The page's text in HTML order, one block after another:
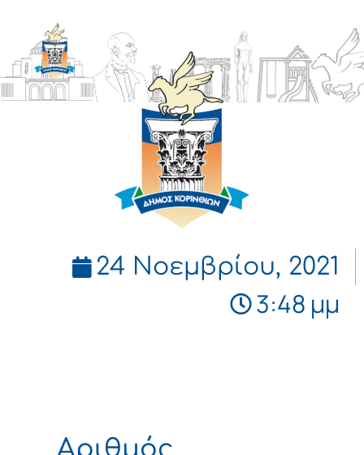
ΔΗΜΟΣ
ΚΟΡΙΝΘΙΩΝ
24 Νοεμβρίου, 2021
3:48 μμ
Αριθμός